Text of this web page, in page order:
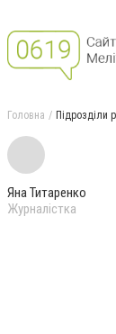
Головна Підрозділи
Яна Титаренко
Журналістка